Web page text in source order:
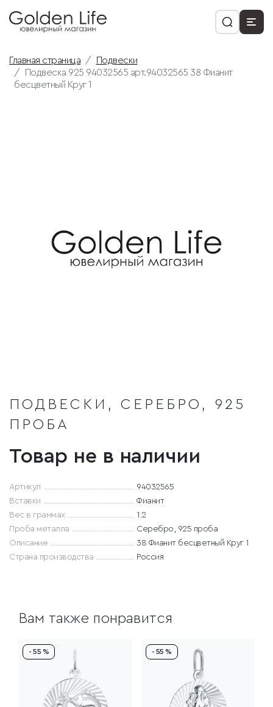
Главная страница
Подвески
Подвеска 925 94032565 арт.94032565 38 Фианит
бесцветный Круг 1
ПОДВЕСКИ, СЕРЕБРО, 925
ПРОБА
Товар не в наличии
Артикул
94032565
Вставки
Фианит
Вес в граммах
1.2
Проба металла
Серебро, 925 проба
Описание
38 Фианит бесцветный Круг 1
Страна производства
Россия
Вам также понравится
- 55 % - 55 %